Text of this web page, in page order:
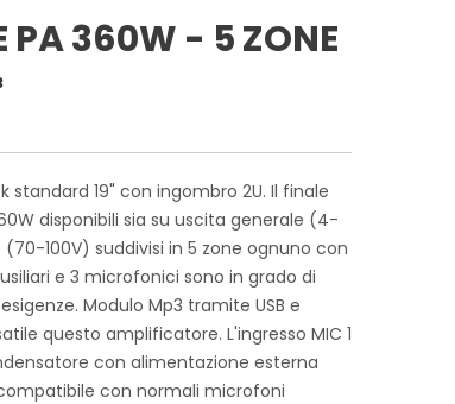
PA 360W - 5 ZONE
19" con ingombro 2U. Il finale
disponibili sia su uscita generale (4-
100V) suddivisi in 5 zone ognuno con
e 3 microfonici sono in grado di
Modulo Mp3 tramite USB e
questo amplificatore. L'ingresso MIC 1
con alimentazione esterna
con normali microfoni